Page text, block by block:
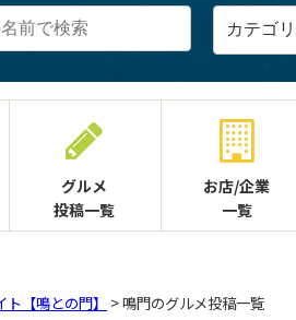
グルメ
投稿一覧
お店/企業
一覧
【鳴との門】 > 鳴門のグルメ投稿一覧